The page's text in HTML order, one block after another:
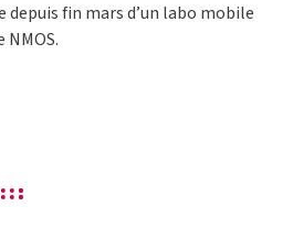
depuis fin mars d’un labo mobile